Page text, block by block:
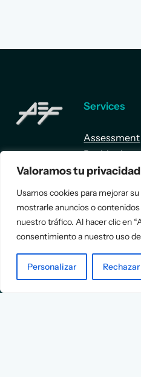
Valoramos tu privacidad
Usamos cookies para mejorar
mostrarle anuncios o
nuestro tráfico. Al hacer clic en
consentimiento a nuestro uso
Personalizar
Española
de
Ejecutivos y
Services
Assessment
Positioning
Strategy